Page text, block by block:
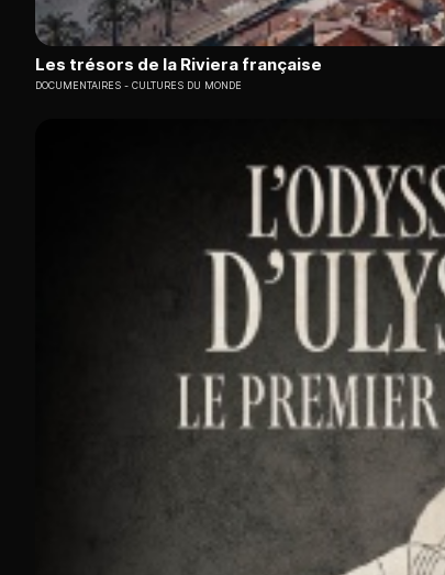
Les trésors de la Riviera française
DOCUMENTAIRES CULTURES DU MONDE